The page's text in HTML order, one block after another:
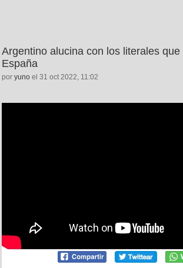
Argentino alucina con los literales que
España
por yuno el 31 oct 2022, 11:02